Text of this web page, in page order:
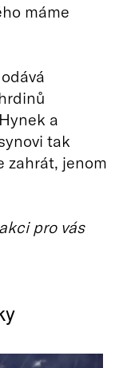
máme
a
tak
zahrát, jenom
pro vás